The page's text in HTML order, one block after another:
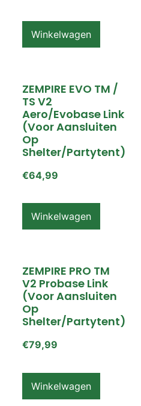
Winkelwagen
ZEMPIRE EVO TM /
TS V2
Aero/Evobase Link
(voor Aansluiten
Op
Shelter/partytent)
€64,99
Winkelwagen
ZEMPIRE PRO TM
V2 Probase Link
(voor Aansluiten
Op
Shelter/partytent)
€79,99
Winkelwagen